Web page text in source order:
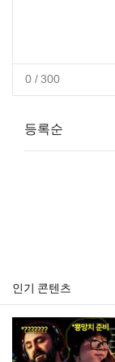
0/ 300
등록순
인기 콘텐츠